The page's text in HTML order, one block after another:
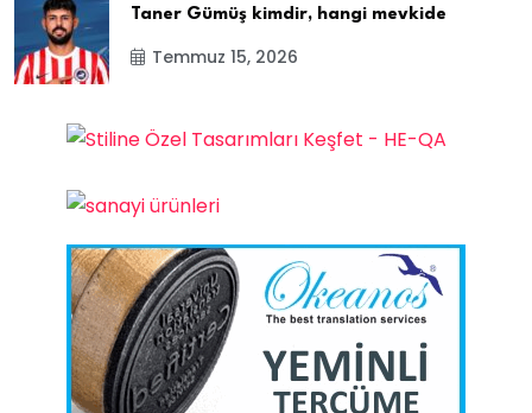
Taner Gümüş kimdir, hangi mevkide
Temmuz 15, 2026